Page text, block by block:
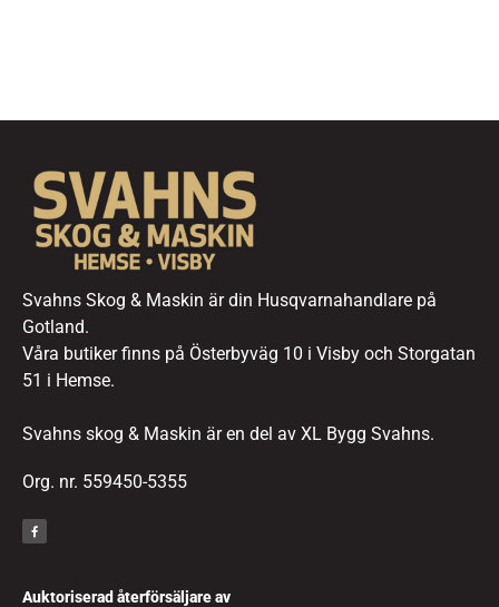
Svahns Skog & Maskin är din Husqvarnahandlare på
Gotland.
Våra butiker finns på Österbyväg 10 i Visby och Storgatan
51 i Hemse.
Svahns skog & Maskin är en del av XL Bygg Svahns.
Org. nr. 559450-5355
Auktoriserad återförsäljare av